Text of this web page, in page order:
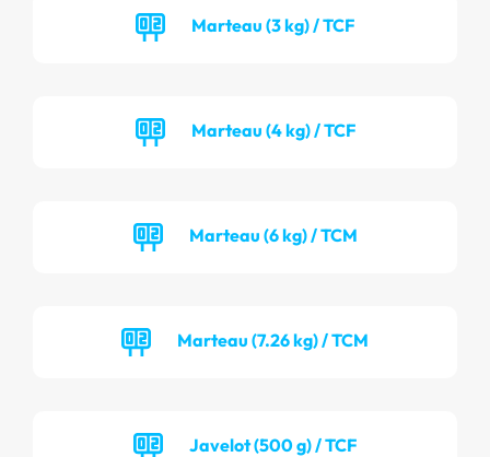
Marteau (3 kg) / TCF
Marteau (4 kg) / TCF
Marteau (6 kg) / TCM
Marteau (7.26 kg) / TCM
Javelot (500 g) / TCF